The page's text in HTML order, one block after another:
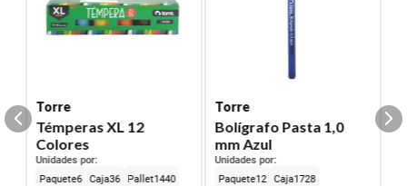
Torre
Témperas XL 12
Colores
Unidades por:
6
36 1440
Torre
Bolígrafo Pasta 1,0
mm Azul
Unidades por:
12
1728